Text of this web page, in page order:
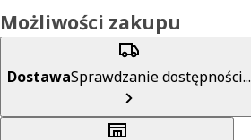
Możliwości zakupu
DostawaSprawdzanie dostępności...